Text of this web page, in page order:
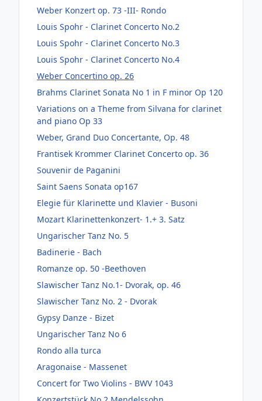
Weber Konzert op. 73 -III- Rondo
Louis Spohr - Clarinet Concerto No.2
Louis Spohr - Clarinet Concerto No.3
Louis Spohr - Clarinet Concerto No.4
Weber Concertino op. 26
Brahms Clarinet Sonata No 1 in F minor Op 120
Variations on a Theme from Silvana for clarinet
and piano Op 33
Weber, Grand Duo Concertante, Op. 48
Frantisek Krommer Clarinet Concerto op. 36
Souvenir de Paganini
Saint Saens Sonata op167
Elegie für Klarinette und Klavier - Busoni
Mozart Klarinettenkonzert- 1.+ 3. Satz
Ungarischer Tanz No. 5
Badinerie - Bach
Romanze op. 50 -Beethoven
Slawischer Tanz No.1- Dvorak, op. 46
Slawischer Tanz No. 2 - Dvorak
Gypsy Danze - Bizet
Ungarischer Tanz No 6
Rondo alla turca
Aragonaise - Massenet
Concert for Two Violins - BWV 1043